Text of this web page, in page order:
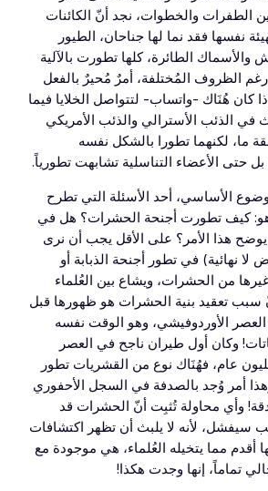
الطفرات والخطوات، نجد أنّ الكائنات
نفسها فقد نما لها جناحان، الطيور
الطائرة، كلها تطورت بالآلية
الظروف المُختلفة، أمرٌ مُحيرٌ بالفعل
إذا كان هُنَاك -واتساب- لتتواصل الخلايا فيما
في الذئب الأسترالي والذئب الأمريكي
ما، لكنهما تطورا بالشكل نفسه
حتى الأعضاء التناسلية تشابهت تطورياً.
الأساسي، أحد الأسئلة التي تطرح
هو: كيف تطورت أجنحة الحشرات؟ هل في
هذا الأمر؟ على الأقل يجب أن نرى
نهائية) في تطور أجنحة الذبابة أو
من الحشرات، ويشاع بين العُلماء
سبب تعقيد بنية الحشرات هو ظهورها قبل
العصر الأوردوفيشي، وهو الوقت نفسه
وكان أول طيران ناجح في العصر
قبل 400 مليون عام، فهُنَاك نوع من القشريات تطور
أمر وُجد بالصدفة في السجل الأحفوري
وأي محاولة تُثبِت أنّ الحشرات قد
سيفشل، لأنه لا يلبث أن تظهر اكتشافات
أقدم مما يتخيله العُلماء، هي موجودة مع
تماماً، إنها وجدت هكذا!